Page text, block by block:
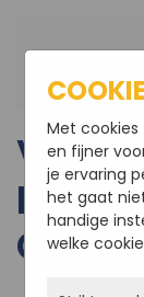
Met
en fijner
je ervaring
het gaat
handige
welke